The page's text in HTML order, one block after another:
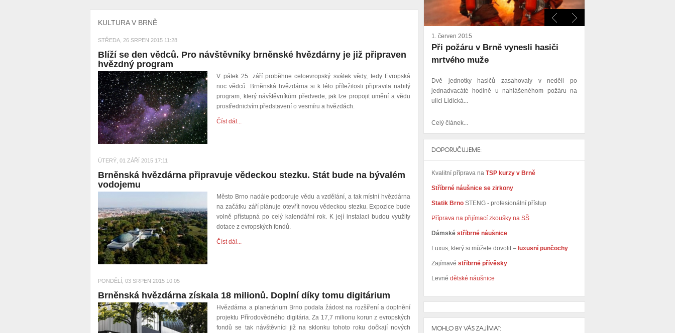
KULTURA V BRNĚ
STŘEDA, 26 SRPEN 2015 11:28
Blíží se den vědců. Pro návštěvníky brněnské hvězdárny je již připraven
hvězdný program
V pátek 25. září proběhne celoevropský svátek vědy, tedy Evropská
noc vědců. Brněnská hvězdárna si k této příležitosti připravila nabitý
program, který návštěvníkům předvede, jak lze propojit umění a vědu
prostřednictvím představení o vesmíru a hvězdách.
Číst dál...
ÚTERÝ, 01 ZÁŘÍ 2015 17:11
Brněnská hvězdárna připravuje vědeckou stezku. Stát bude na bývalém
vodojemu
Město Brno nadále podporuje vědu a vzdělání, a tak místní hvězdárna
na začátku září plánuje otevřít novou vědeckou stezku. Expozice bude
volně přístupná po celý kalendářní rok. K její instalaci budou využity
dotace z evropských fondů.
Číst dál...
PONDĚLÍ, 03 SRPEN 2015 10:05
Brněnská hvězdárna získala 18 milionů. Doplní díky tomu digitárium
Hvězdárna a planetárium Brno podala žádost na rozšíření a doplnění
projektu Přírodovědného digitária. Za 17,7 milionu korun z evropských
fondů se tak návštěvníci již na sklonku tohoto roku dočkají nových
1. červen 2015
Při požáru v Brně vynesli hasiči
mrtvého muže
Dvě jednotky hasičů zasahovaly v neděli po
jednadvacáté hodině u nahlášenéhom požáru na
ulici Lidická...
Celý článek...
DOPORUČUJEME:
Kvalitní příprava na TSP kurzy v Brně
Stříbrné náušnice se zirkony
Statik Brno STENG - profesionální přístup
Příprava na přijímací zkoušky na SŠ
Dámské stříbrné náušnice
Luxus, který si můžete dovolit – luxusní punčochy
Zajímavé stříbrné přívěsky
Levné dětské náušnice
MOHLO BY VÁS ZAJÍMAT: